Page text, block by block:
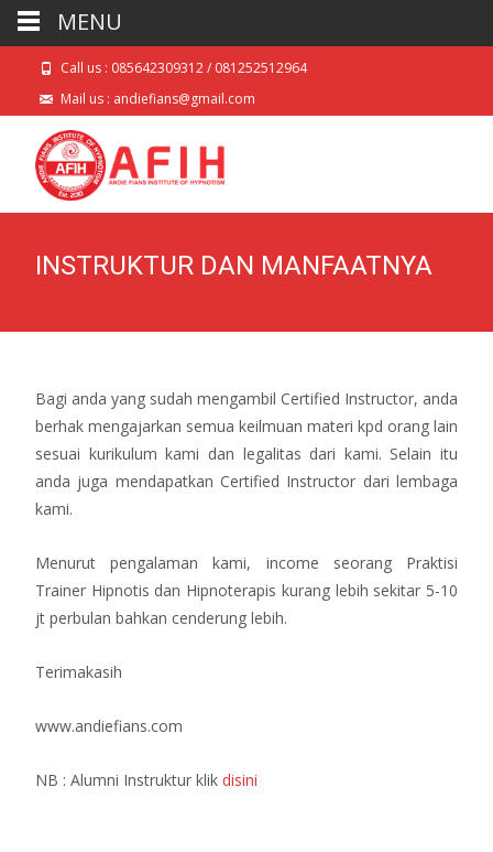
Call us : 085642309312 / 081252512964
Mail us : andiefians@gmail.com
INSTRUKTUR DAN MANFAATNYA
Bagi anda yang sudah mengambil Certified Instructor, anda
berhak mengajarkan semua keilmuan materi kpd orang lain
sesuai kurikulum kami dan legalitas dari kami. Selain itu
anda juga mendapatkan Certified Instructor dari lembaga
kami.
Menurut pengalaman kami, income seorang Praktisi
Trainer Hipnotis dan Hipnoterapis kurang lebih sekitar 5-10
jt perbulan bahkan cenderung lebih.
Terimakasih
www.andiefians.com
NB : Alumni Instruktur klik disini
MENU